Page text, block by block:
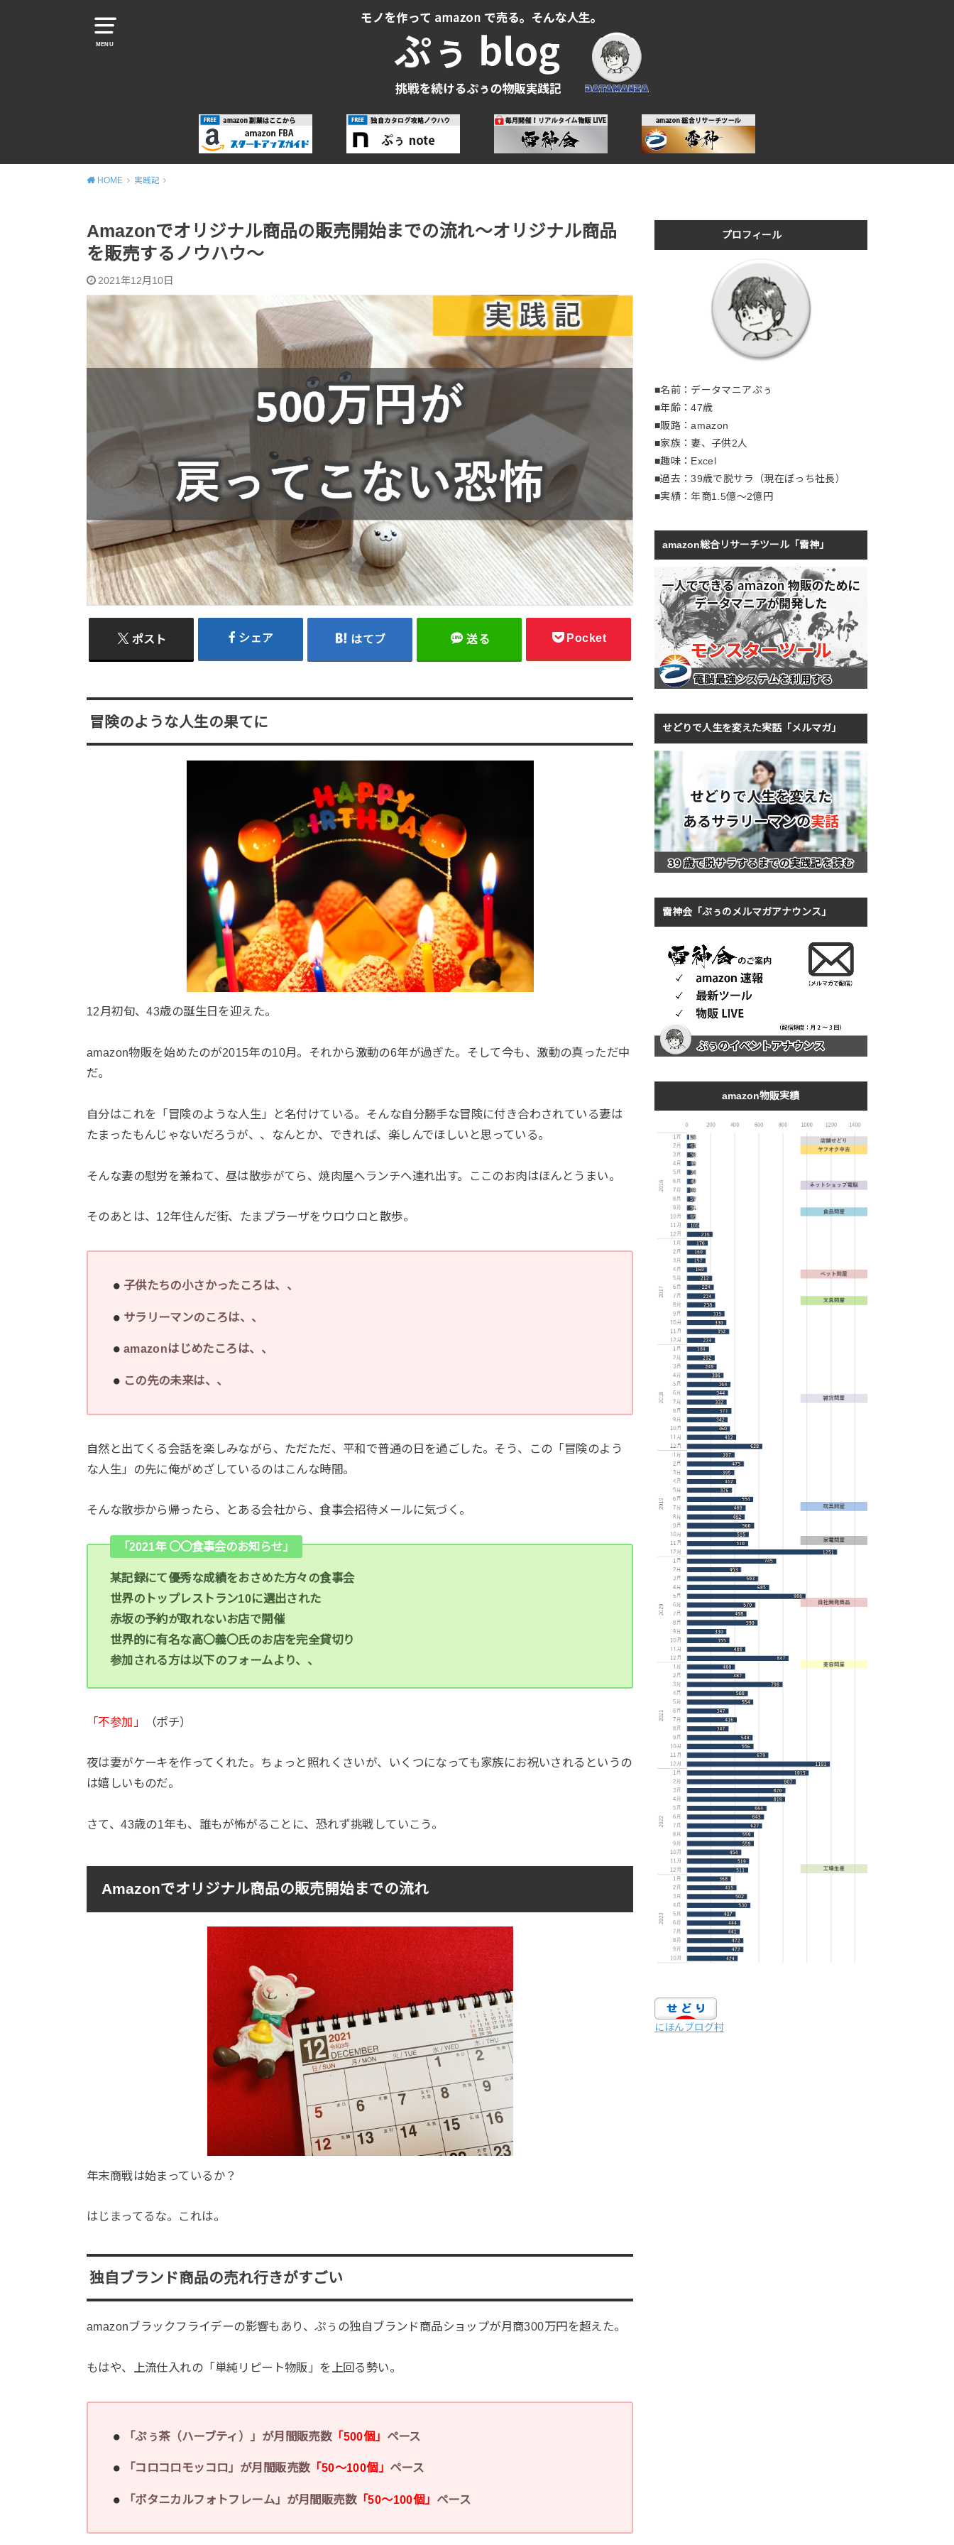
MENU
HOME 実践記
Amazonでオリジナル商品の販売開始までの流れ～オリジナル商品
を販売するノウハウ～
2021年12月10日
ポスト シェア はてブ 送る Pocket
冒険のような人生の果てに
12月初旬、43歳の誕生日を迎えた。
amazon物販を始めたのが2015年の10月。それから激動の6年が過ぎた。そして今も、激動の真っただ中
だ。
自分はこれを「冒険のような人生」と名付けている。そんな自分勝手な冒険に付き合わされている妻は
たまったもんじゃないだろうが、、なんとか、できれば、楽しんでほしいと思っている。
そんな妻の慰労を兼ねて、昼は散歩がてら、焼肉屋へランチへ連れ出す。ここのお肉はほんとうまい。
そのあとは、12年住んだ街、たまプラーザをウロウロと散歩。
子供たちの小さかったころは、、
サラリーマンのころは、、
amazonはじめたころは、、
この先の未来は、、
自然と出てくる会話を楽しみながら、ただただ、平和で普通の日を過ごした。そう、この「冒険のよう
な人生」の先に俺がめざしているのはこんな時間。
そんな散歩から帰ったら、とある会社から、食事会招待メールに気づく。
「2021年 〇〇食事会のお知らせ」
某記録にて優秀な成績をおさめた方々の食事会
世界のトップレストラン10に選出された
赤坂の予約が取れないお店で開催
世界的に有名な高〇義〇氏のお店を完全貸切り
参加される方は以下のフォームより、、
「不参加」 （ポチ）
夜は妻がケーキを作ってくれた。ちょっと照れくさいが、いくつになっても家族にお祝いされるというの
は嬉しいものだ。
さて、43歳の1年も、誰もが怖がることに、恐れず挑戦していこう。
Amazonでオリジナル商品の販売開始までの流れ
年末商戦は始まっているか？
はじまってるな。これは。
独自ブランド商品の売れ行きがすごい
amazonブラックフライデーの影響もあり、ぷぅの独自ブランド商品ショップが月商300万円を超えた。
もはや、上流仕入れの「単純リピート物販」を上回る勢い。
「ぷぅ茶（ハーブティ）」が月間販売数「500個」 ペース
「コロコロモッコロ」が月間販売数「50～100個」 ペース
「ボタニカルフォトフレーム」が月間販売数「50～100個」 ペース
プロフィール
■名前：データマニアぷぅ
■年齢：47歳
■販路：amazon
■家族：妻、子供2人
■趣味：Excel
■過去：39歳で脱サラ（現在ぼっち社長）
■実績：年商1.5億～2億円
amazon総合リサーチツール「雷神」
せどりで人生を変えた実話「メルマガ」
雷神会「ぷぅのメルマガアナウンス」
amazon物販実績
にほんブログ村